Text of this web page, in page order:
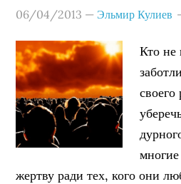
06/04/2013 — Эльмир Кулиев
Кто не
жертву ради тех, кого они